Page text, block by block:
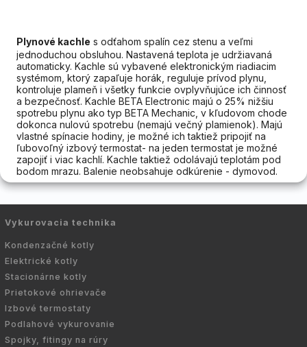
Plynové kachle s odťahom spalín cez stenu a veľmi
jednoduchou obsluhou. Nastavená teplota je udržiavaná
automaticky. Kachle sú vybavené elektronickým riadiacim
systémom, ktorý zapaľuje horák, reguluje prívod plynu,
kontroluje plameň i všetky funkcie ovplyvňujúce ich činnosť
a bezpečnosť. Kachle BETA Electronic majú o 25% nižšiu
spotrebu plynu ako typ BETA Mechanic, v kľudovom chode
dokonca nulovú spotrebu (nemajú večný plamienok). Majú
vlastné spínacie hodiny, je možné ich taktiež pripojiť na
ľubovoľný izbový termostat- na jeden termostat je možné
zapojiť i viac kachlí. Kachle taktiež odolávajú teplotám pod
bodom mrazu. Balenie neobsahuje odkúrenie - dymovod.
Vykurovacia technika
Kondenzačné kotly
Elektrické kotly
Stacionárne kotly
Prietokové ohrievače
Izbové termostaty
Podlahové vykurovanie
Spojky, fitingy na rúry